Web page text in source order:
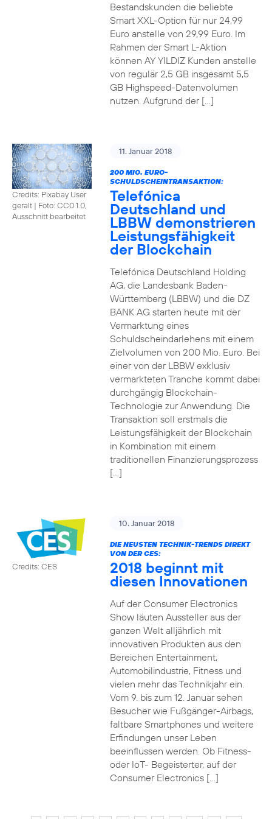
Bestandskunden die beliebte
Smart XXL-Option für nur 24,99
Euro anstelle von 29,99 Euro. Im
Rahmen der Smart L-Aktion
können AY YILDIZ Kunden anstelle
von regulär 2,5 GB insgesamt 5,5
GB Highspeed-Datenvolumen
nutzen. Aufgrund der […]
Credits: Pixabay User
geralt | Foto: CC0 1.0,
Ausschnitt bearbeitet
11. Januar 2018
200 MIO. EURO-
SCHULDSCHEINTRANSAKTION:
Telefónica
Deutschland und
LBBW demonstrieren
Leistungsfähigkeit
der Blockchain
Telefónica Deutschland Holding
AG, die Landesbank Baden-
Württemberg (LBBW) und die DZ
BANK AG starten heute mit der
Vermarktung eines
Schuldscheindarlehens mit einem
Zielvolumen von 200 Mio. Euro. Bei
einer von der LBBW exklusiv
vermarkteten Tranche kommt dabei
durchgängig Blockchain-
Technologie zur Anwendung. Die
Transaktion soll erstmals die
Leistungsfähigkeit der Blockchain
in Kombination mit einem
traditionellen Finanzierungsprozess
[…]
Credits: CES
10. Januar 2018
DIE NEUSTEN TECHNIK-TRENDS DIREKT
VON DER CES:
2018 beginnt mit
diesen Innovationen
Auf der Consumer Electronics
Show läuten Aussteller aus der
ganzen Welt alljährlich mit
innovativen Produkten aus den
Bereichen Entertainment,
Automobilindustrie, Fitness und
vielen mehr das Technikjahr ein.
Vom 9. bis zum 12. Januar sehen
Besucher wie Fußgänger-Airbags,
faltbare Smartphones und weitere
Erfindungen unser Leben
beeinflussen werden. Ob Fitness-
oder IoT- Begeisterter, auf der
Consumer Electronics […]